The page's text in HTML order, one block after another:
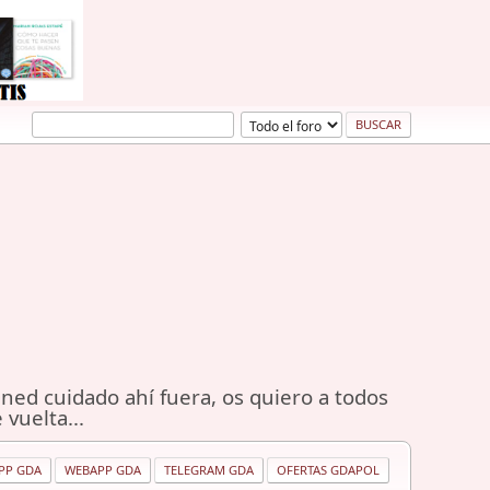
cuidado ahí fuera, os quiero a todos
vuelta...
GDA WEBAPP GDA TELEGRAM GDA OFERTAS GDAPOL